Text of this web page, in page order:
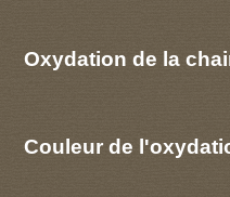
Oxydation de la
Couleur de